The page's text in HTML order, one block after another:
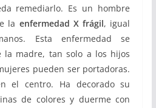
remediarlo. Es un hombre
la enfermedad X frágil, igual
Esta enfermedad se
la madre, tan solo a los hijos
pueden ser portadoras.
el centro. Ha decorado su
de colores y duerme con